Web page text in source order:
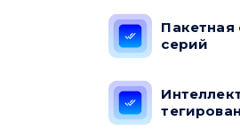
Пакетная
серий